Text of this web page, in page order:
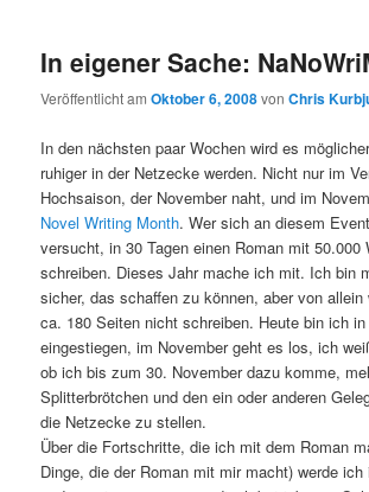
In eigener Sache:
Veröffentlicht amOktober 6, 2008vonChris
In den nächsten paar Wochen wird es
ruhiger in der Netzecke werden. Nicht nur im
Hochsaison, der November naht, und im
Novel Writing Month. Wer sich an diesem
versucht, in 30 Tagen einen Roman mit 50.000
schreiben. Dieses Jahr mache ich mit. Ich bin
sicher, das schaffen zu können, aber von allein
ca. 180 Seiten nicht schreiben. Heute bin ich
eingestiegen, im November geht es los, ich
ob ich bis zum 30. November dazu komme,
Splitterbrötchen und den ein oder anderen
die Netzecke zu stellen.
Über die Fortschritte, die ich mit dem Roman
Dinge, die der Roman mit mir macht) werde ich